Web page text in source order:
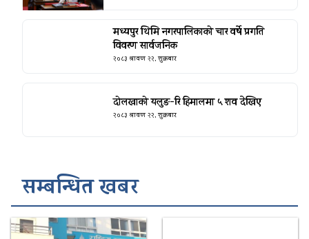
मध्यपुर थिमि नगरपालिकाको चार वर्षे प्रगति
विवरण सार्वजनिक
२०८३ श्रावण २२, शुक्रबार
दोलखाको यलुङ-रि हिमालमा ५ शव देखिए
२०८३ श्रावण २२, शुक्रबार
सम्बन्धित खबर